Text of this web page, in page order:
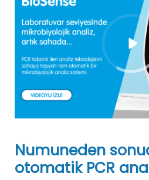
Numuneden
otomatik PCR